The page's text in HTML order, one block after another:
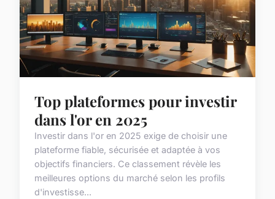
Top plateformes pour investir
dans l'or en 2025
Investir dans l'or en 2025 exige de choisir une
plateforme fiable, sécurisée et adaptée à vos
objectifs financiers. Ce classement révèle les
meilleures options du marché selon les profils
d'investisse...